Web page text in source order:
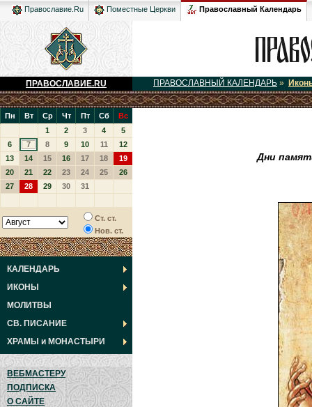
Православие.Ru Поместные Церкви Православный Календарь
ПРАВОСЛАВИЕ.RU ПРАВОСЛАВНЫЙ КАЛЕНДАРЬ »
Пн Вт Ср Чт Пт Сб
Вс
1
2 3 4
5
6
7 8 9 10 11
12
13
14 15 16 17 18
19
20
21 22 23 24 25
26
27
28 29 30 31
Ст. ст.
Нов. ст.
КАЛЕНДАРЬ
ИКОНЫ
МОЛИТВЫ
СВ. ПИСАНИЕ
ХРАМЫ и МОНАСТЫРИ
ВЕБМАСТЕРУ
ПОДПИСКА
О САЙТЕ
Дни